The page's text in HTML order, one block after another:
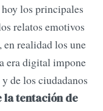
los principales
relatos emotivos
realidad los une
era digital impone
de los ciudadanos
la tentación de